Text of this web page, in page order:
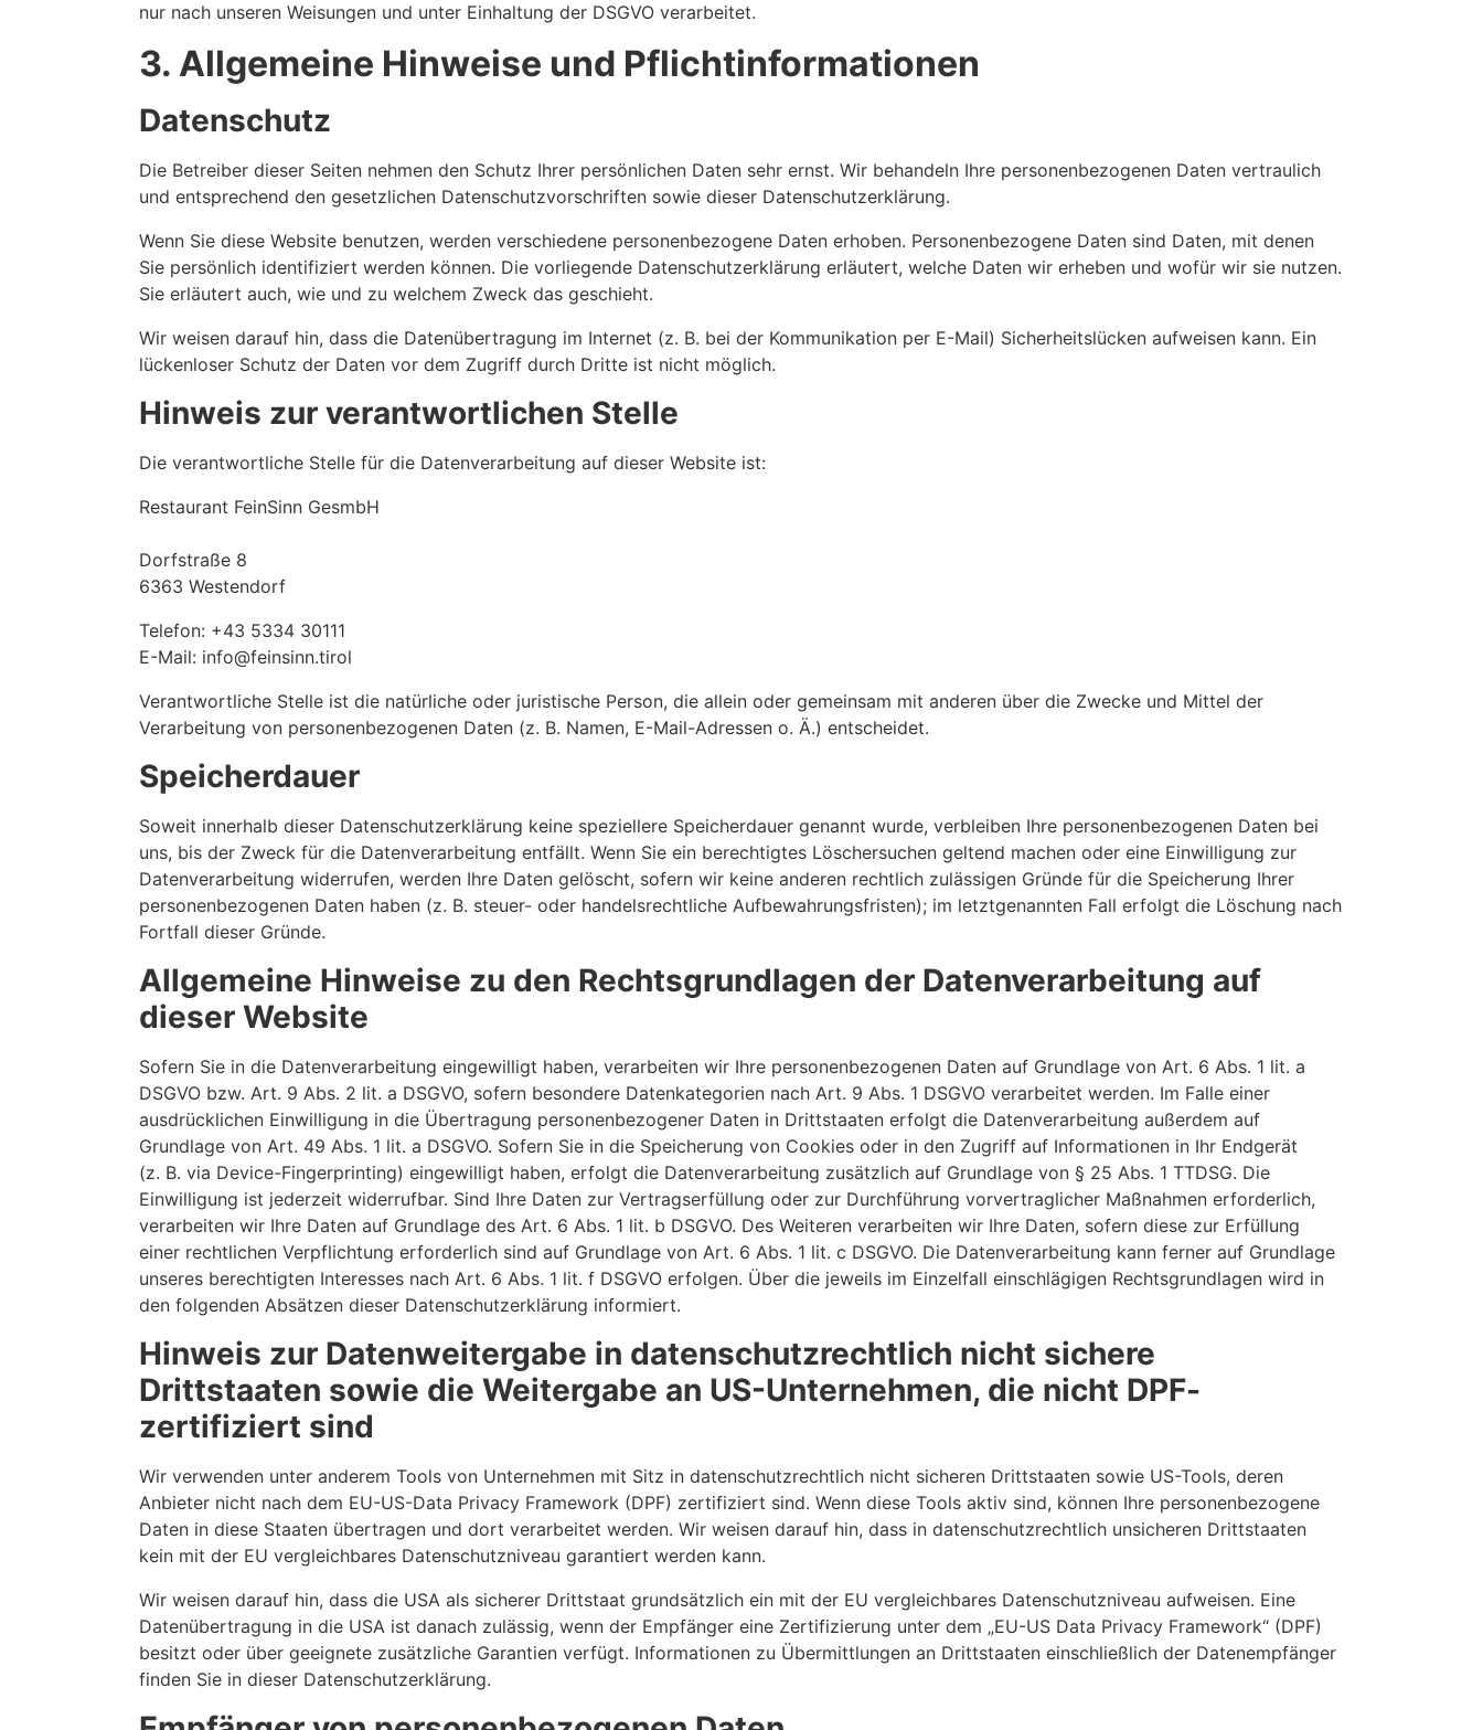
nur nach unseren Weisungen und unter Einhaltung der DSGVO verarbeitet.
3. Allgemeine Hinweise und Pflicht­informationen
Datenschutz
Die Betreiber dieser Seiten nehmen den Schutz Ihrer persönlichen Daten sehr ernst. Wir behandeln Ihre personenbezogenen Daten vertraulich
und entsprechend den gesetzlichen Datenschutzvorschriften sowie dieser Datenschutzerklärung.
Wenn Sie diese Website benutzen, werden verschiedene personenbezogene Daten erhoben. Personenbezogene Daten sind Daten, mit denen
Sie persönlich identifiziert werden können. Die vorliegende Datenschutzerklärung erläutert, welche Daten wir erheben und wofür wir sie nutzen.
Sie erläutert auch, wie und zu welchem Zweck das geschieht.
Wir weisen darauf hin, dass die Datenübertragung im Internet (z. B. bei der Kommunikation per E-Mail) Sicherheitslücken aufweisen kann. Ein
lückenloser Schutz der Daten vor dem Zugriff durch Dritte ist nicht möglich.
Hinweis zur verantwortlichen Stelle
Die verantwortliche Stelle für die Datenverarbeitung auf dieser Website ist:
Restaurant FeinSinn GesmbH
Dorfstraße 8
6363 Westendorf
Telefon: +43 5334 30111
E-Mail: info@feinsinn.tirol
Verantwortliche Stelle ist die natürliche oder juristische Person, die allein oder gemeinsam mit anderen über die Zwecke und Mittel der
Verarbeitung von personenbezogenen Daten (z. B. Namen, E-Mail-Adressen o. Ä.) entscheidet.
Speicherdauer
Soweit innerhalb dieser Datenschutzerklärung keine speziellere Speicherdauer genannt wurde, verbleiben Ihre personenbezogenen Daten bei
uns, bis der Zweck für die Datenverarbeitung entfällt. Wenn Sie ein berechtigtes Löschersuchen geltend machen oder eine Einwilligung zur
Datenverarbeitung widerrufen, werden Ihre Daten gelöscht, sofern wir keine anderen rechtlich zulässigen Gründe für die Speicherung Ihrer
personenbezogenen Daten haben (z. B. steuer- oder handelsrechtliche Aufbewahrungsfristen); im letztgenannten Fall erfolgt die Löschung nach
Fortfall dieser Gründe.
Allgemeine Hinweise zu den Rechtsgrundlagen der Datenverarbeitung auf
dieser Website
Sofern Sie in die Datenverarbeitung eingewilligt haben, verarbeiten wir Ihre personenbezogenen Daten auf Grundlage von Art. 6 Abs. 1 lit. a
DSGVO bzw. Art. 9 Abs. 2 lit. a DSGVO, sofern besondere Datenkategorien nach Art. 9 Abs. 1 DSGVO verarbeitet werden. Im Falle einer
ausdrücklichen Einwilligung in die Übertragung personenbezogener Daten in Drittstaaten erfolgt die Datenverarbeitung außerdem auf
Grundlage von Art. 49 Abs. 1 lit. a DSGVO. Sofern Sie in die Speicherung von Cookies oder in den Zugriff auf Informationen in Ihr Endgerät
(z. B. via Device-Fingerprinting) eingewilligt haben, erfolgt die Datenverarbeitung zusätzlich auf Grundlage von § 25 Abs. 1 TTDSG. Die
Einwilligung ist jederzeit widerrufbar. Sind Ihre Daten zur Vertragserfüllung oder zur Durchführung vorvertraglicher Maßnahmen erforderlich,
verarbeiten wir Ihre Daten auf Grundlage des Art. 6 Abs. 1 lit. b DSGVO. Des Weiteren verarbeiten wir Ihre Daten, sofern diese zur Erfüllung
einer rechtlichen Verpflichtung erforderlich sind auf Grundlage von Art. 6 Abs. 1 lit. c DSGVO. Die Datenverarbeitung kann ferner auf Grundlage
unseres berechtigten Interesses nach Art. 6 Abs. 1 lit. f DSGVO erfolgen. Über die jeweils im Einzelfall einschlägigen Rechtsgrundlagen wird in
den folgenden Absätzen dieser Datenschutzerklärung informiert.
Hinweis zur Datenweitergabe in datenschutzrechtlich nicht sichere
Drittstaaten sowie die Weitergabe an US-Unternehmen, die nicht DPF-
zertifiziert sind
Wir verwenden unter anderem Tools von Unternehmen mit Sitz in datenschutzrechtlich nicht sicheren Drittstaaten sowie US-Tools, deren
Anbieter nicht nach dem EU-US-Data Privacy Framework (DPF) zertifiziert sind. Wenn diese Tools aktiv sind, können Ihre personenbezogene
Daten in diese Staaten übertragen und dort verarbeitet werden. Wir weisen darauf hin, dass in datenschutzrechtlich unsicheren Drittstaaten
kein mit der EU vergleichbares Datenschutzniveau garantiert werden kann.
Wir weisen darauf hin, dass die USA als sicherer Drittstaat grundsätzlich ein mit der EU vergleichbares Datenschutzniveau aufweisen. Eine
Datenübertragung in die USA ist danach zulässig, wenn der Empfänger eine Zertifizierung unter dem „EU-US Data Privacy Framework“ (DPF)
besitzt oder über geeignete zusätzliche Garantien verfügt. Informationen zu Übermittlungen an Drittstaaten einschließlich der Datenempfänger
finden Sie in dieser Datenschutzerklärung.